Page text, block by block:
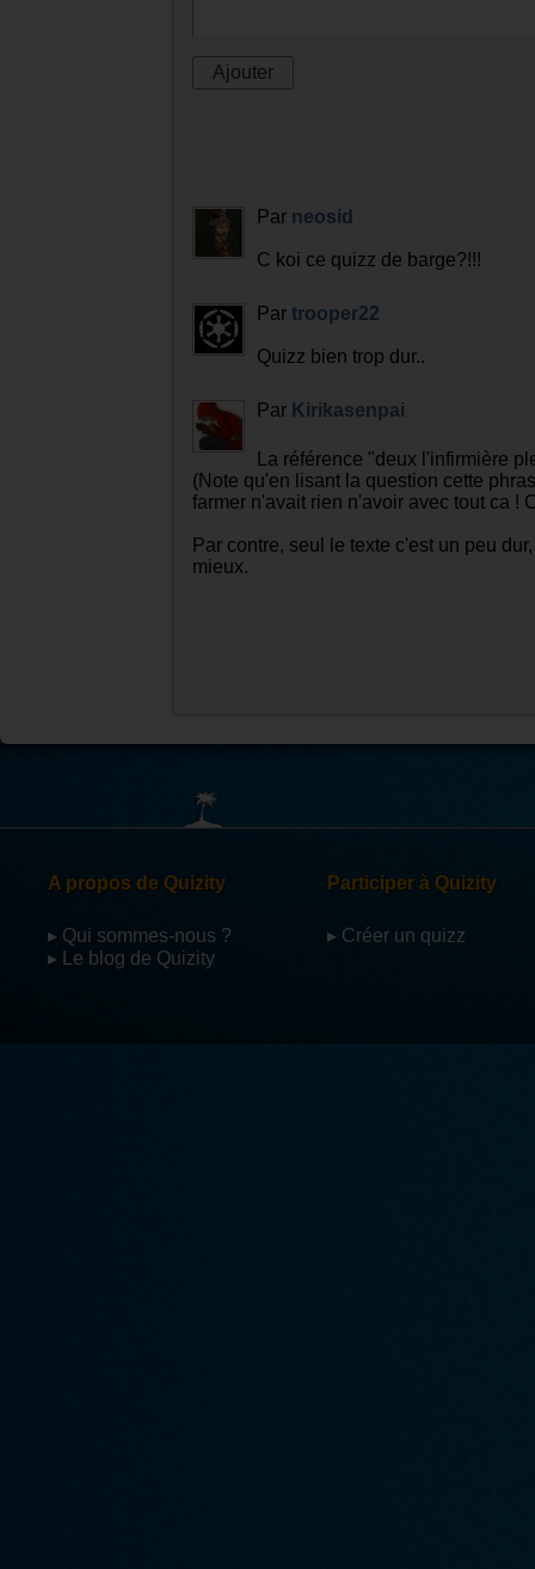
Par neosid
C koi ce quizz de barge?!!!
Par trooper22
Quizz bien trop dur..
Par Kirikasenpai
La référence "deux l'infirmière
(Note qu'en lisant la question cette
farmer n'avait rien n'avoir avec tout ca !
Par contre, seul le texte c'est un peu
mieux.
A propos de Quizity
▸ Qui sommes-nous ?
▸ Le blog de Quizity
Participer à Quizity
▸ Créer un quizz